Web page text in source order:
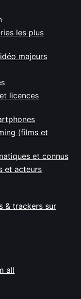
les plus
majeurs
licences
(films et
et connus
et acteurs
& trackers sur
all